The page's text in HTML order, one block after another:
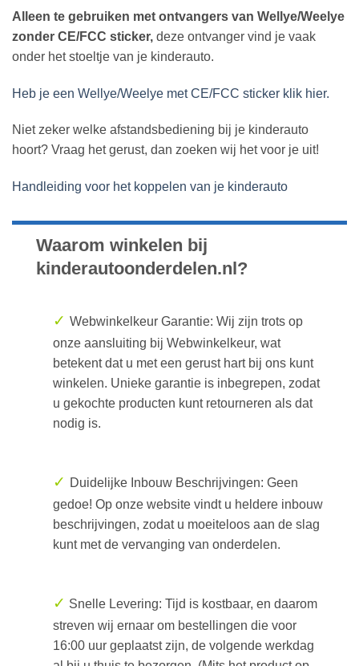
Alleen te gebruiken met ontvangers van Wellye/Weelye
zonder CE/FCC sticker, deze ontvanger vind je vaak
onder het stoeltje van je kinderauto.
Heb je een Wellye/Weelye met CE/FCC sticker klik hier.
Niet zeker welke afstandsbediening bij je kinderauto
hoort? Vraag het gerust, dan zoeken wij het voor je uit!
Handleiding voor het koppelen van je kinderauto
Waarom winkelen bij
kinderautoonderdelen.nl?
✓ Webwinkelkeur Garantie: Wij zijn trots op
onze aansluiting bij Webwinkelkeur, wat
betekent dat u met een gerust hart bij ons kunt
winkelen. Unieke garantie is inbegrepen, zodat
u gekochte producten kunt retourneren als dat
nodig is.
✓ Duidelijke Inbouw Beschrijvingen: Geen
gedoe! Op onze website vindt u heldere inbouw
beschrijvingen, zodat u moeiteloos aan de slag
kunt met de vervanging van onderdelen.
✓ Snelle Levering: Tijd is kostbaar, en daarom
streven wij ernaar om bestellingen die voor
16:00 uur geplaatst zijn, de volgende werkdag